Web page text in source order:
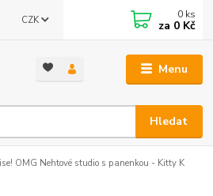
Menu
CZK
Hledat
0 ks
za 0 Kč
OMG Nehtové studio s panenkou - Kitty K